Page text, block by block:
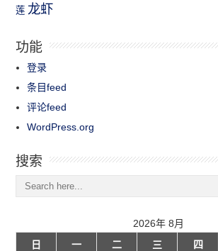
莲 龙虾
功能
登录
条目feed
评论feed
WordPress.org
搜索
2026年 8月
日
一 二 三 四